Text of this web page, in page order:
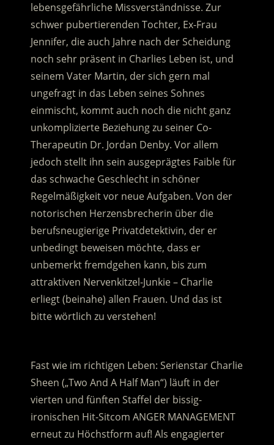
lebensgefährliche Missverständnisse. Zur
schwer pubertierenden Tochter, Ex-Frau
Jennifer, die auch Jahre nach der Scheidung
noch sehr präsent in Charlies Leben ist, und
seinem Vater Martin, der sich gern mal
ungefragt in das Leben seines Sohnes
einmischt, kommt auch noch die nicht ganz
unkomplizierte Beziehung zu seiner Co-
Therapeutin Dr. Jordan Denby. Vor allem
jedoch stellt ihn sein ausgeprägtes Faible für
das schwache Geschlecht in schöner
Regelmäßigkeit vor neue Aufgaben. Von der
notorischen Herzensbrecherin über die
berufsneugierige Privatdetektivin, der er
unbedingt beweisen möchte, dass er
unbemerkt fremdgehen kann, bis zum
attraktiven Nervenkitzel-Junkie – Charlie
erliegt (beinahe) allen Frauen. Und das ist
bitte wörtlich zu verstehen!
Fast wie im richtigen Leben: Serienstar Charlie
Sheen („Two And A Half Man“) läuft in der
vierten und fünften Staffel der bissig-
ironischen Hit-Sitcom ANGER MANAGEMENT
erneut zu Höchstform auf! Als engagierter